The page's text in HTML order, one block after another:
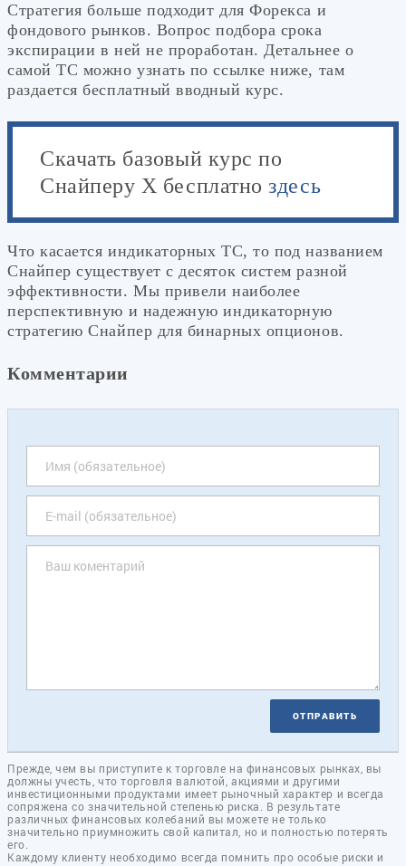
Стратегия больше подходит для Форекса и
фондового рынков. Вопрос подбора срока
экспирации в ней не проработан. Детальнее о
самой ТС можно узнать по ссылке ниже, там
раздается бесплатный вводный курс.
Скачать базовый курс по
Снайперу Х бесплатноздесь
Что касается индикаторных ТС, то под названием
Снайпер существует с десяток систем разной
эффективности. Мы привели наиболее
перспективную и надежную индикаторную
стратегию Снайпер для бинарных опционов.
Комментарии
ОТПРАВИТЬ
Прежде, чем вы приступите к торговле на финансовых рынках, вы
должны учесть, что торговля валютой, акциями и другими
инвестиционными продуктами имеет рыночный характер и всегда
сопряжена со значительной степенью риска. В результате
различных финансовых колебаний вы можете не только
значительно приумножить свой капитал, но и полностью потерять
его.
Каждому клиенту необходимо всегда помнить про особые риски и